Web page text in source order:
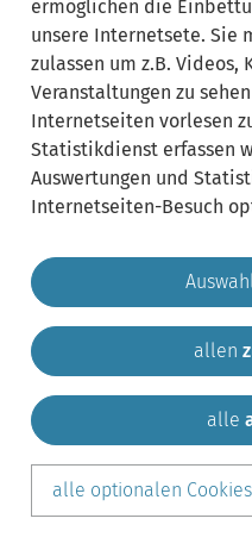
Gemeinde Krailling
ermöglichen die
unsere Internetsete. Sie
zulassen um z.B.
Veranstaltungen zu
Internetseiten vorlesen
Statistikdienst erfassen
Auswertungen und
Internetseiten-Besuch
allen
alle
alle optionalen